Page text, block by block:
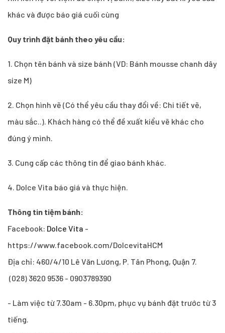
khác và được báo giá cuối cùng
Quy trình đặt bánh theo yêu cầu:
1. Chọn tên bánh và size bánh (VD: Bánh mousse chanh dây
size M)
2. Chọn hình vẽ (Có thể yêu cầu thay đổi về: Chi tiết vẽ,
màu sắc..). Khách hàng có thể đề xuất kiểu vẽ khác cho
đúng ý mình.
3. Cung cấp các thông tin để giao bánh khác.
4. Dolce Vita báo giá và thực hiện.
Thông tin tiệm bánh:
Facebook: Dolce Vita -
https://www.facebook.com/DolcevitaHCM
Địa chỉ: 460/4/10 Lê Văn Lương, P. Tân Phong, Quận 7.
(028) 3620 9536 - 0903789390
- Làm việc từ 7.30am - 6.30pm, phục vụ bánh đặt trước từ 3
tiếng.